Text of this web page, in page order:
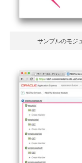
サンプルのモジ